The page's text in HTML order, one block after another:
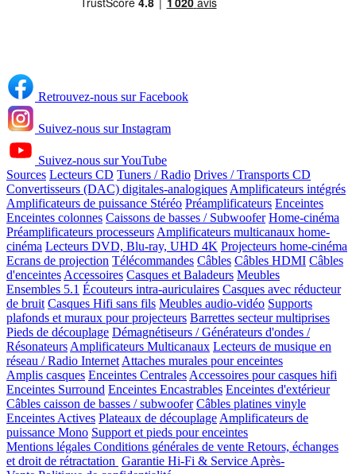
Retrouvez-nous sur Facebook
Suivez-nous sur Instagram
Suivez-nous sur YouTube
Sources Lecteurs CD Tuners / Radio Drives / Transports CD
Convertisseurs (DAC) digitales-analogiques Amplificateurs intégrés
Amplificateurs de puissance Stéréo Préamplificateurs Enceintes
Enceintes colonnes Caissons de basses / Subwoofer Home-cinéma
Préamplificateurs processeurs Amplificateurs multicanaux home-
cinéma Lecteurs DVD, Blu-ray, UHD 4K Projecteurs home-cinéma
Ecrans de projection Télécommandes Câbles Câbles HDMI Câbles
d'enceintes Accessoires Casques et Baladeurs Meubles
Ensembles 5.1 Écouteurs intra-auriculaires Casques avec réducteur
de bruit Casques Hifi sans fils Meubles audio-vidéo Supports
plafonds et muraux pour projecteurs Barrettes secteur multiprises
Pieds de découplage Démagnétiseurs / Générateurs d'ondes /
Résonateurs Amplificateurs Multicanaux Lecteurs de musique en
réseau / Radio Internet Attaches murales pour enceintes
Amplis casques Enceintes Centrales Accessoires pour casques hifi
Enceintes Surround Enceintes Encastrables Enceintes d'extérieur
Câbles caisson de basses / subwoofer Câbles platines vinyle
Enceintes Actives Plateaux de découplage Amplificateurs de
puissance Mono Support et pieds pour enceintes
Mentions légales Conditions générales de vente Retours, échanges
et droit de rétractation Garantie Hi-Fi & Service Après-